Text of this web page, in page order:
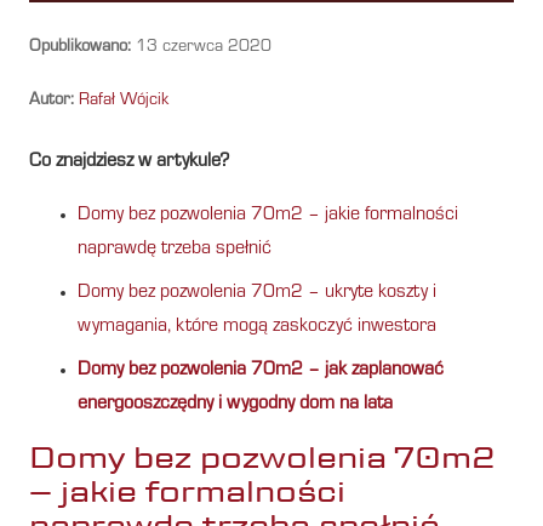
Opublikowano: 13 czerwca 2020
Autor: Rafał Wójcik
Co znajdziesz w artykule?
Domy bez pozwolenia 70m2 – jakie formalności
naprawdę trzeba spełnić
Domy bez pozwolenia 70m2 – ukryte koszty i
wymagania, które mogą zaskoczyć inwestora
Domy bez pozwolenia 70m2 – jak zaplanować
energooszczędny i wygodny dom na lata
Domy bez pozwolenia 70m2
– jakie formalności